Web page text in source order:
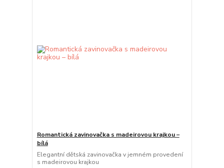
Romantická zavinovačka s madeirovou krajkou –
bílá
Elegantní dětská zavinovačka v jemném provedení
s madeirovou krajkou